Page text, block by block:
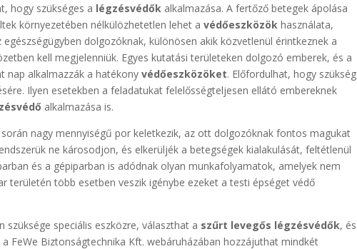
hogy szükséges a légzésvédők alkalmazása. A fertőző betegek ápolása
környezetében nélkülözhetetlen lehet avédőeszközök használata,
egészségügyben dolgozóknak, különösen akik közvetlenül érintkeznek a
kell megjelenniük. Egyes kutatási területeken dolgozó emberek, és a
nap alkalmazzák a hatékonyvédőeszközöket. Előfordulhat, hogy szükség
Ilyen esetekben a feladatukat felelősségteljesen ellátó embereknek
alkalmazása is.
nagy mennyiségű por keletkezik, az ott dolgozóknak fontos magukat
ne károsodjon, és elkerüljék a betegségek kialakulását, feltétlenül
és a gépiparban is adódnak olyan munkafolyamatok, amelyek nem
területén több esetben veszik igénybe ezeket a testi épséget védő
speciális eszközre, választhat a szűrt levegős légzésvédők, és
a FeWe Biztonságtechnika Kft. webáruházában hozzájuthat mindkét